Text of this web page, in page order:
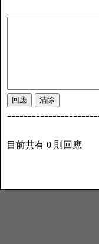
目前共有 0 則回應